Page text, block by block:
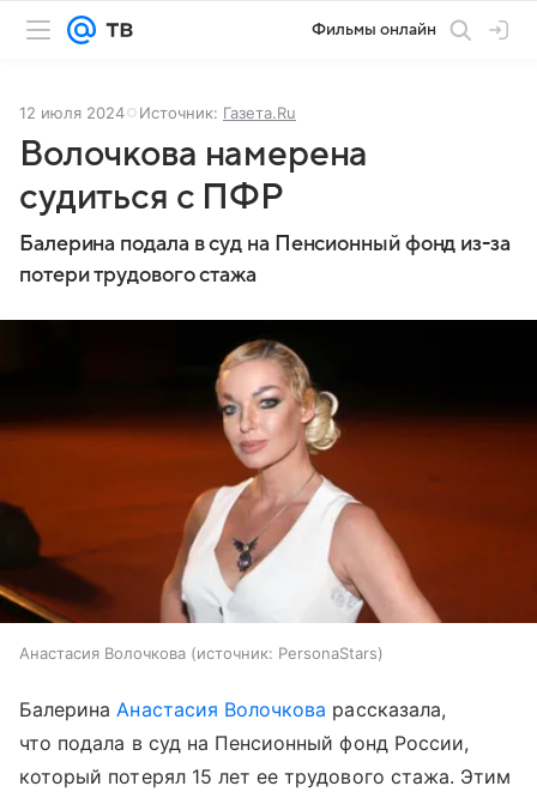
Фильмы онлайн
12 июля 2024 Источник: Газета.Ru
Волочкова намерена
судиться с ПФР
Балерина подала в суд на Пенсионный фонд из-за
потери трудового стажа
Анастасия Волочкова источник: PersonaStars
Балерина Анастасия Волочкова рассказала,
что подала в суд на Пенсионный фонд России,
который потерял 15 лет ее трудового стажа. Этим